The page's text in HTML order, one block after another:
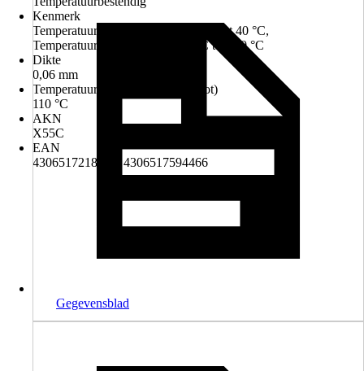
Kenmerk
Temperatuur voor verwerking: 0 °C tot 40 °C,
Temperatuurbestendigheid: -20 °C tot 110 °C
Dikte
0,06 mm
Temperatuurbestendigheidt (van tot)
110 °C
AKN
X55C
EAN
4306517218287, 4306517594466
Gegevensblad